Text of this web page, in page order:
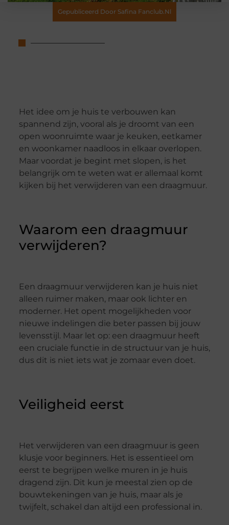
Gepubliceerd Door Safina Fanclub.nl
Het idee om je huis te verbouwen kan
spannend zijn, vooral als je droomt van een
open woonruimte waar je keuken, eetkamer
en woonkamer naadloos in elkaar overlopen.
Maar voordat je begint met slopen, is het
belangrijk om te weten wat er allemaal komt
kijken bij het verwijderen van een draagmuur.
Waarom een draagmuur
verwijderen?
Een draagmuur verwijderen kan je huis niet
alleen ruimer maken, maar ook lichter en
moderner. Het opent mogelijkheden voor
nieuwe indelingen die beter passen bij jouw
levensstijl. Maar let op: een draagmuur heeft
een cruciale functie in de structuur van je huis,
dus dit is niet iets wat je zomaar even doet.
Veiligheid eerst
Het verwijderen van een draagmuur is geen
klusje voor beginners. Het is essentieel om
eerst te begrijpen welke muren in je huis
dragend zijn. Dit kun je meestal zien op de
bouwtekeningen van je huis, maar als je
twijfelt, schakel dan altijd een professional in.